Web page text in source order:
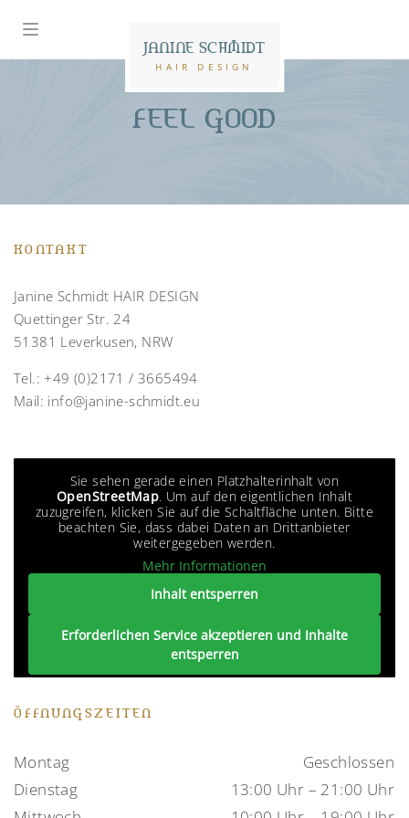
JANINE SCHMIDT
HAIR DESIGN
FEEL GOOD
KONTAKT
Janine Schmidt HAIR DESIGN
Quettinger Str. 24
51381 Leverkusen, NRW
Tel.:+49 (0)2171 / 3665494
Mail: info@janine-schmidt.eu
Sie sehen gerade einen Platzhalterinhalt von
OpenStreetMap. Um auf den eigentlichen Inhalt
zuzugreifen, klicken Sie auf die Schaltfläche unten. Bitte
beachten Sie, dass dabei Daten an Drittanbieter
weitergegeben werden.
Mehr Informationen
Inhalt entsperren
Erforderlichen Service akzeptieren und Inhalte
entsperren
ÖFFNUNGSZEITEN
Montag
Geschlossen
Dienstag
13:00 Uhr – 21:00 Uhr